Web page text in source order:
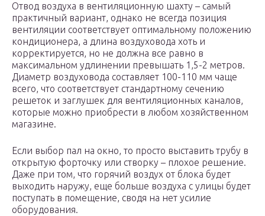
Отвод воздуха в вентиляционную шахту – самый
практичный вариант, однако не всегда позиция
вентиляции соответствует оптимальному положению
кондиционера, а длина воздуховода хоть и
корректируется, но не должна все равно в
максимальном удлинении превышать 1,5-2 метров.
Диаметр воздуховода составляет 100-110 мм чаще
всего, что соответствует стандартному сечению
решеток и заглушек для вентиляционных каналов,
которые можно приобрести в любом хозяйственном
магазине.
Если выбор пал на окно, то просто выставить трубу в
открытую форточку или створку – плохое решение.
Даже при том, что горячий воздух от блока будет
выходить наружу, еще больше воздуха с улицы будет
поступать в помещение, сводя на нет усилие
оборудования.